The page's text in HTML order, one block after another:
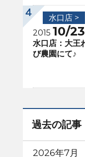
水口店 >
2015 10/23
水口店：大王
び農園にて♪
過去の記事
2026年7月